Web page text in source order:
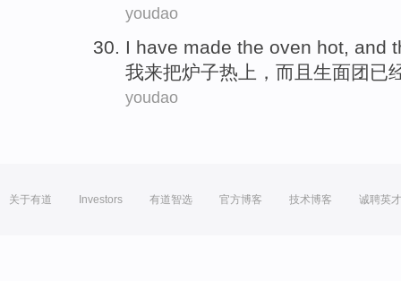
youdao
I have made the oven hot, and
我来把炉子热上 ， 而且 生面团 已
youdao
关于有道 Investors 有道智选 官方博客 技术博客 诚聘英才